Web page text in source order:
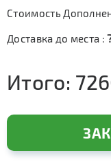
Стоимость
Доставка до места :
Итого: